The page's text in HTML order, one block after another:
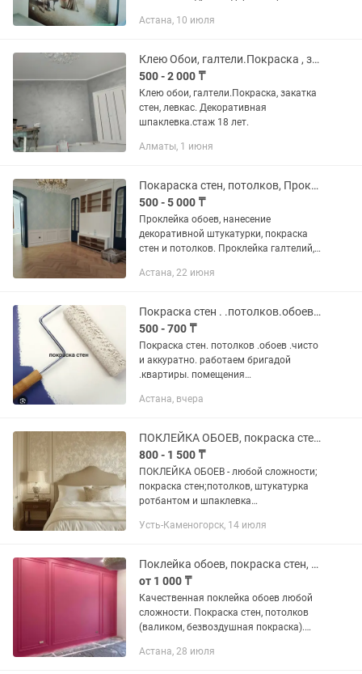
500тнг метр Закатка покраска стен
Астана, 10 июля
Клею Обои, галтели.Покраска , закатка стен и потолков.Левкас.
500 - 2 000 ₸
Клею обои, галтели.Покраска, закатка
стен, левкас. Декоративная
шпаклевка.стаж 18 лет.
Алматы, 1 июня
Покараска стен, потолков, Проклейка обоев, нанесение дикаративной штукатурк
500 - 5 000 ₸
Проклейка обоев, нанесение
декоративной штукатурки, покраска
стен и потолков. Проклейка галтелий,
Астана, 22 июня
Покраска стен . .потолков.обоев.Назгуль.
500 - 700 ₸
Покраска стен. потолков .обоев .чисто
и аккуратно. работаем бригадой
.квартиры. помещения
Астана, вчера
ПОКЛЕЙКА ОБОЕВ, покраска стен и потолков,шпаклевание стен и потолков .
800 - 1 500 ₸
ПОКЛЕЙКА ОБОЕВ - любой сложности;
покраска стен;потолков, штукатурка
ротбантом и шпаклевка
тенге обои, и ПОКРАСКА СТЕН и
Стаж...
Усть-Каменогорск, 14 июля
Поклейка обоев, покраска стен, поклейка молдингов, плинтусов, галтелей.
от 1 000 ₸
Качественная поклейка обоев любой
сложности. Покраска стен, потолков
(валиком, безвоздушная покраска).
не только). Поклейка полиуретановых
Астана, 28 июля